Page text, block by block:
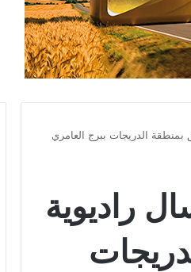
بمنطقة الدريجات ببرج العامري
راديوية